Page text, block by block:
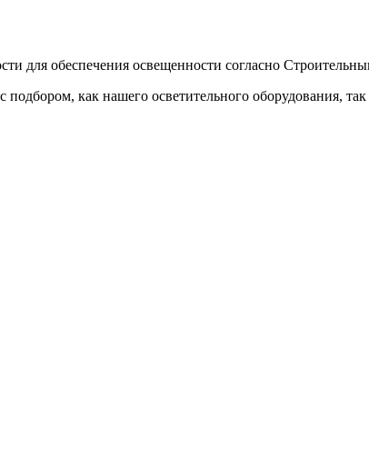
для обеспечения освещенности согласно
как нашего осветительного оборудования,